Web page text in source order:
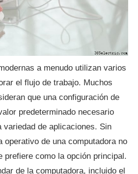
a menudo utilizan varios
el flujo de trabajo. Muchos
que una configuración de
predeterminado necesario
variedad de aplicaciones. Sin
operativo de una computadora no
prefiere como la opción principal.
de la computadora, incluido el